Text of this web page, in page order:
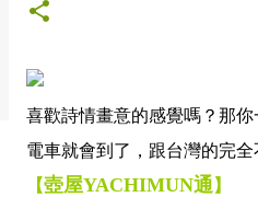
喜歡詩情畫意的感覺嗎？那
電車就會到了，跟台灣的完全
【壺屋YACHIMUN通】